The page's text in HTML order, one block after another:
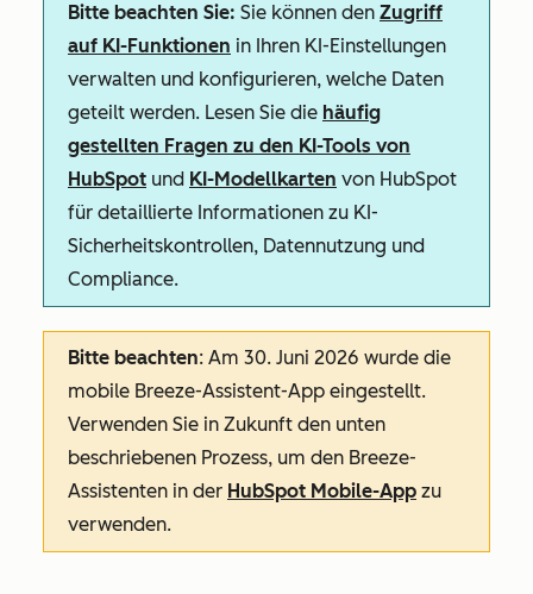
Bitte beachten Sie: Sie können den Zugriff
auf KI-Funktionen in Ihren KI-Einstellungen
verwalten und konfigurieren, welche Daten
geteilt werden. Lesen Sie die häufig
gestellten Fragen zu den KI-Tools von
HubSpot und KI-Modellkarten von HubSpot
für detaillierte Informationen zu KI-
Sicherheitskontrollen, Datennutzung und
Compliance.
Bitte beachten: Am 30. Juni 2026 wurde die
mobile Breeze-Assistent-App eingestellt.
Verwenden Sie in Zukunft den unten
beschriebenen Prozess, um den Breeze-
Assistenten in der HubSpot Mobile-App zu
verwenden.